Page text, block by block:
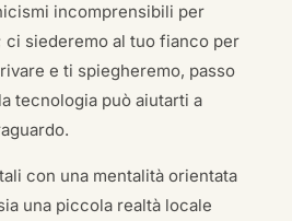
incomprensibili per
ci siederemo al tuo fianco per
e ti spiegheremo, passo
tecnologia può aiutarti a
con una mentalità orientata
una piccola realtà locale